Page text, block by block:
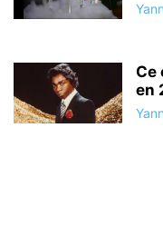
Yann
Ce
en
Yann